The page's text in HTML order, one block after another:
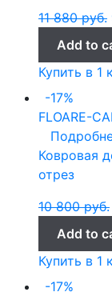
11 880руб.
Add to
Купить в 1
-17%
FLOARE-
Ковровая
отрез
10 800руб.
Add to
Купить в 1
-17%